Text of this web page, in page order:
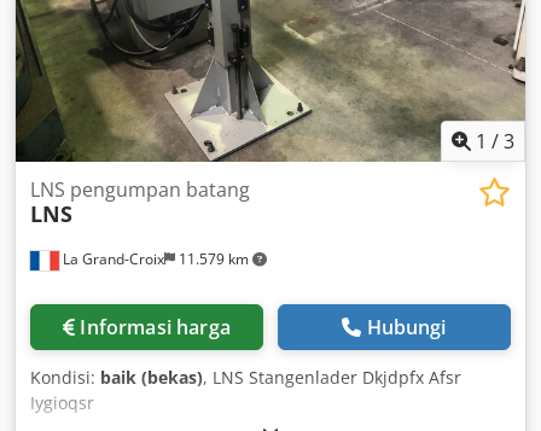
1 /3
La Grand-Croix 11.579 km
LNS pengumpan batang
LNS
Informasi harga Hubungi
Kondisi: baik (bekas), LNS Stangenlader Dkjdpfx Afsr
Iygioqsr